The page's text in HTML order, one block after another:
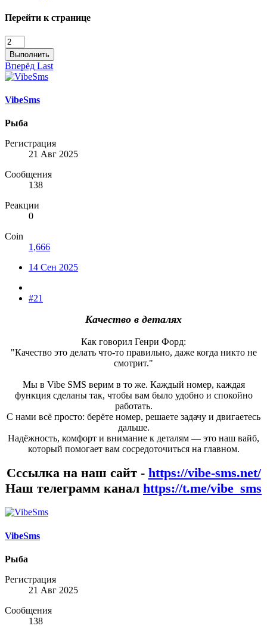
Перейти к странице
Выполнить
Вперёд Last
VibeSms
Рыба
Регистрация
21 Авг 2025
Сообщения
138
Реакции
0
Coin
1,666
14 Сен 2025
#21
Качество в деталях
Как говорил Генри Форд:
"Качество это делать что-то правильно, даже когда никто не
смотрит."
Мы в Vibe SMS верим в то же. Каждый номер, каждая
функция сделаны так, чтобы вам было удобно и спокойно
работать.
С нами всё просто: берёте номер, решаете задачу и двигаетесь
дальше.
Надёжность, комфорт и внимание к деталям — это наш вайб,
который помогает вам сосредоточиться на главном.
Сссылка на наш сайт - https://vibe-sms.net/
Наш телеграмм канал https://t.me/vibe_sms
VibeSms
Рыба
Регистрация
21 Авг 2025
Сообщения
138